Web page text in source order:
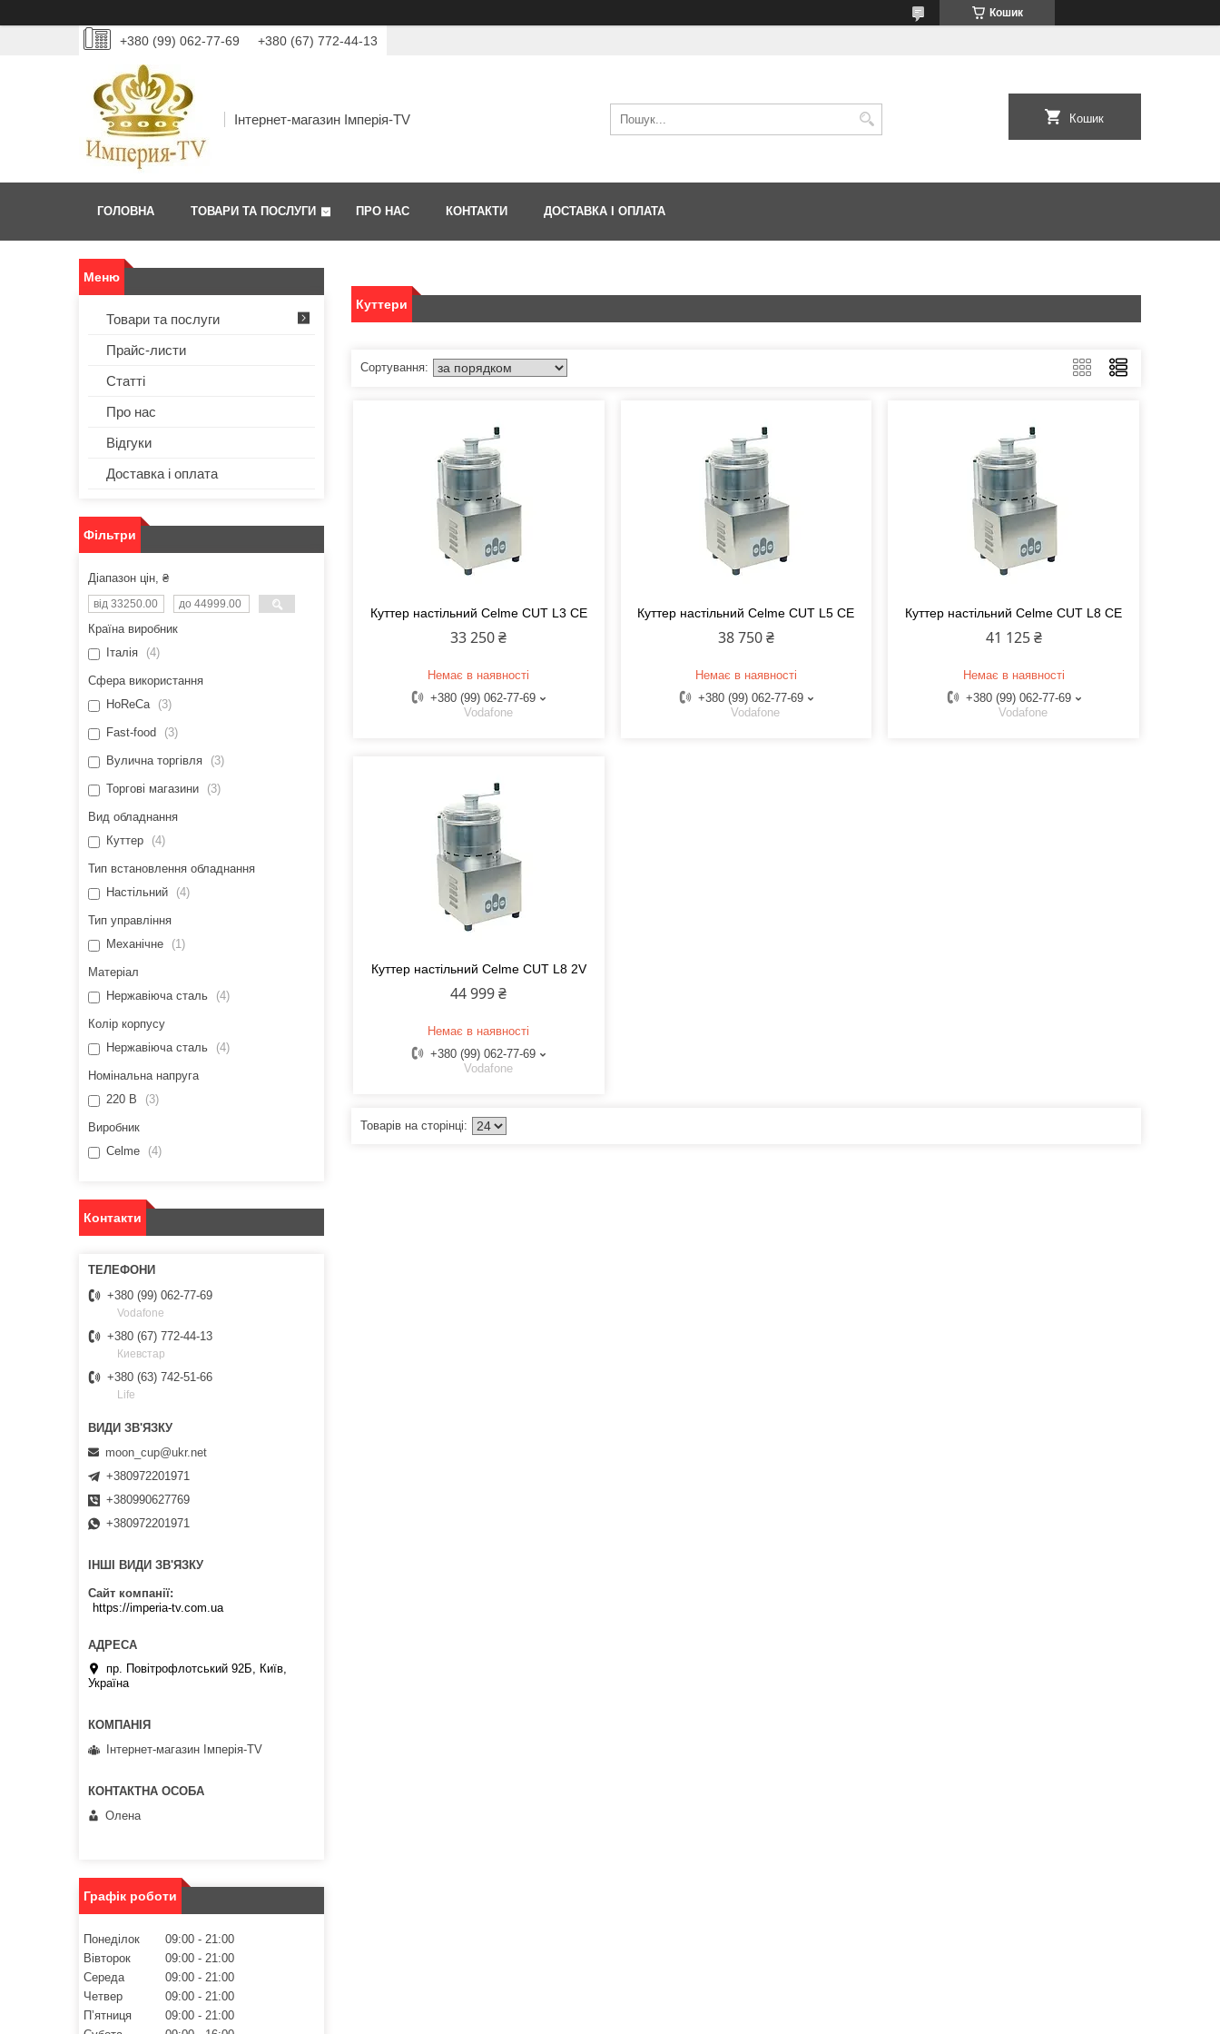
Кошик
+380 (99) 062-77-69 +380 (67) 772-44-13
Інтернет-магазин Імперія-TV Кошик
ГОЛОВНА ТОВАРИ ТА ПОСЛУГИ ПРО НАС КОНТАКТИ ДОСТАВКА І ОПЛАТА
Куттери
Куттер настільний Celme CUT L3 CE
33 250 ₴
Немає в наявності
+380 (99) 062-77-69
Vodafone
Куттер настільний Celme CUT L5 CE
38 750 ₴
Немає в наявності
+380 (99) 062-77-69
Vodafone
Куттер настільний Celme CUT L8 CE
41 125 ₴
Немає в наявності
+380 (99) 062-77-69
Vodafone
Куттер настільний Celme CUT L8 2V
44 999 ₴
Немає в наявності
+380 (99) 062-77-69
Vodafone
Товари та послуги
Прайс-листи
Статті
Про нас
Відгуки
Доставка і оплата
Фільтри
Діапазон цін, ₴
Країна виробник
Італія
4
Сфера використання
HoReCa
3
Fast-food 3
Вулична торгівля 3
Торгові магазини 3
Вид обладнання
Куттер
4
Тип встановлення обладнання
Настільний
4
Тип управління
Механічне
1
Матеріал
Нержавіюча сталь
4
Колір корпусу
Нержавіюча сталь
4
Номінальна напруга
220 В
3
Виробник
Celme
4
Контакти
+380 (99) 062-77-69
Vodafone
+380 (67) 772-44-13
Киевстар
+380 (63) 742-51-66
Life
moon_cup@ukr.net
+380972201971
+380990627769
+380972201971
ІНШІ ВИДИ ЗВ'ЯЗКУ
Сайт компанії
https://imperia-tv.com.ua
пр. Повітрофлотський 92Б, Київ,
Україна
Інтернет-магазин Імперія-TV
Олена
Графік роботи
Понеділок 09:00
21:00
Вівторок
09:00
21:00
Середа
09:00
21:00
Четвер
09:00
21:00
Пʼятниця
09:00
21:00